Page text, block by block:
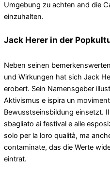
Umgebung zu achten and die
einzuhalten.
Jack Herer in der
Neben seinen
und Wirkungen hat sich Jack
erobert. Sein Namensgeber
Aktivismus e ispira un
Bewusstseinsbildung einsetzt.
sbagliato ai festival e alle
solo per la loro qualità, ma
contaminate, das die Werte
eintrat.